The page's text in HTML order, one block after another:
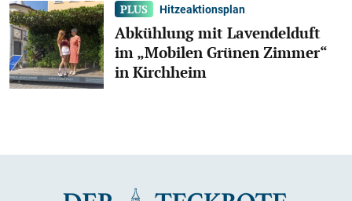
Hitzeaktionsplan
Abkühlung mit Lavendelduft
im „Mobilen Grünen Zimmer“
in Kirchheim